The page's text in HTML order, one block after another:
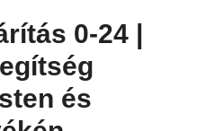
0-24 |
és